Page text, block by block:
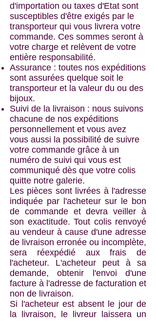
d'importation ou taxes d'Etat sont
susceptibles d'être exigés par le
transporteur qui vous livrera votre
commande. Ces sommes seront à
votre charge et relèvent de votre
entière responsabilité.
Assurance : toutes nos expéditions
sont assurées quelque soit le
transporteur et la valeur du ou des
bijoux.
Suivi de la livraison : nous suivons
chacune de nos expéditions
personnellement et vous avez
vous aussi la possibilité de suivre
votre commande grâce à un
numéro de suivi qui vous est
communiqué dès que votre colis
quitte notre galerie.
Les pièces sont livrées à l'adresse
indiquée par l'acheteur sur le bon
de commande et devra veiller à
son exactitude. Tout colis renvoyé
au vendeur à cause d'une adresse
de livraison erronée ou incomplète,
sera réexpédié aux frais de
l'acheteur. L'acheteur peut à sa
demande, obtenir l'envoi d'une
facture à l'adresse de facturation et
non de livraison.
Si l'acheteur est absent le jour de
la livraison, le livreur laissera un